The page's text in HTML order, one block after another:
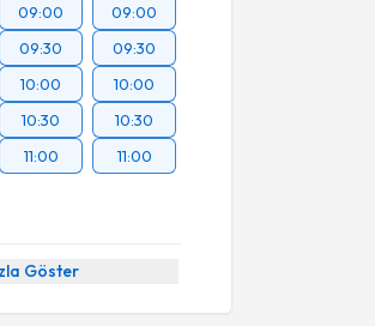
09:00
09:30
10:00
10:30
11:00
09:00
09:30
10:00
10:30
11:00
Göster